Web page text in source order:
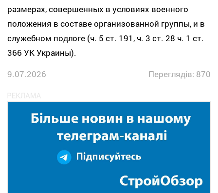
размерах, совершенных в условиях военного
положения в составе организованной группы, и в
служебном подлоге (ч. 5 ст. 191, ч. 3 ст. 28 ч. 1 ст.
366 УК Украины).
9.07.2026
Переглядів: 870